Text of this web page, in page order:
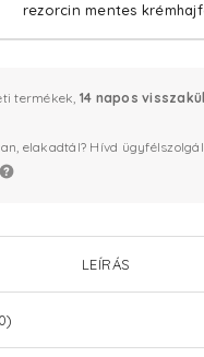
rezorcin mentes
termékek, 14 napos
elakadtál? Hívd
LEÍRÁS